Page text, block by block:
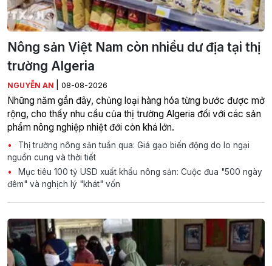
Nông sản Việt Nam còn nhiều dư địa tại thị
trường Algeria
NGUYỄN AN 08-08-2026
Những năm gần đây, chủng loại hàng hóa từng bước được mở
rộng, cho thấy nhu cầu của thị trường Algeria đối với các sản
phẩm nông nghiệp nhiệt đới còn khá lớn.
Thị trường nông sản tuần qua: Giá gạo biến động do lo ngại
nguồn cung và thời tiết
Mục tiêu 100 tỷ USD xuất khẩu nông sản: Cuộc đua "500 ngày
đêm" và nghịch lý "khát" vốn